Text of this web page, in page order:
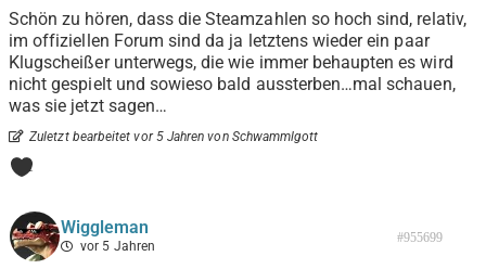
Schön zu hören, dass die Steamzahlen so hoch sind, relativ,
im offiziellen Forum sind da ja letztens wieder ein paar
Klugscheißer unterwegs, die wie immer behaupten es wird
nicht gespielt und sowieso bald aussterben…mal schauen,
was sie jetzt sagen…
Zuletzt bearbeitet vor 5 Jahren von Schwammlgott
1
Wiggleman
vor 5 Jahren
#955699